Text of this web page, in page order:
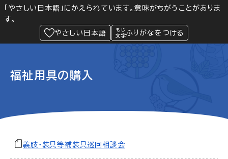
「やさしい日本語」にかえられています。意味がちがうことがありま
す。
やさしい日本語
ふりがなをつける
Language 閲覧支援
緊急情報
福祉用具の購入
義肢・装具等補装具巡回相談会